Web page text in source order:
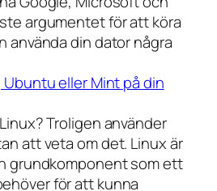
argumentet för att köra
använda din dator några
eller Mint på din
Troligen använder
att veta om det. Linux är
grundkomponent som ett
för att kunna